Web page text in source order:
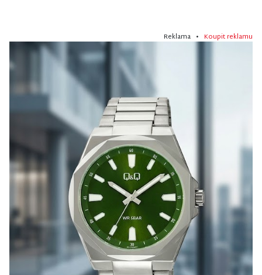
Reklama • Koupit reklamu